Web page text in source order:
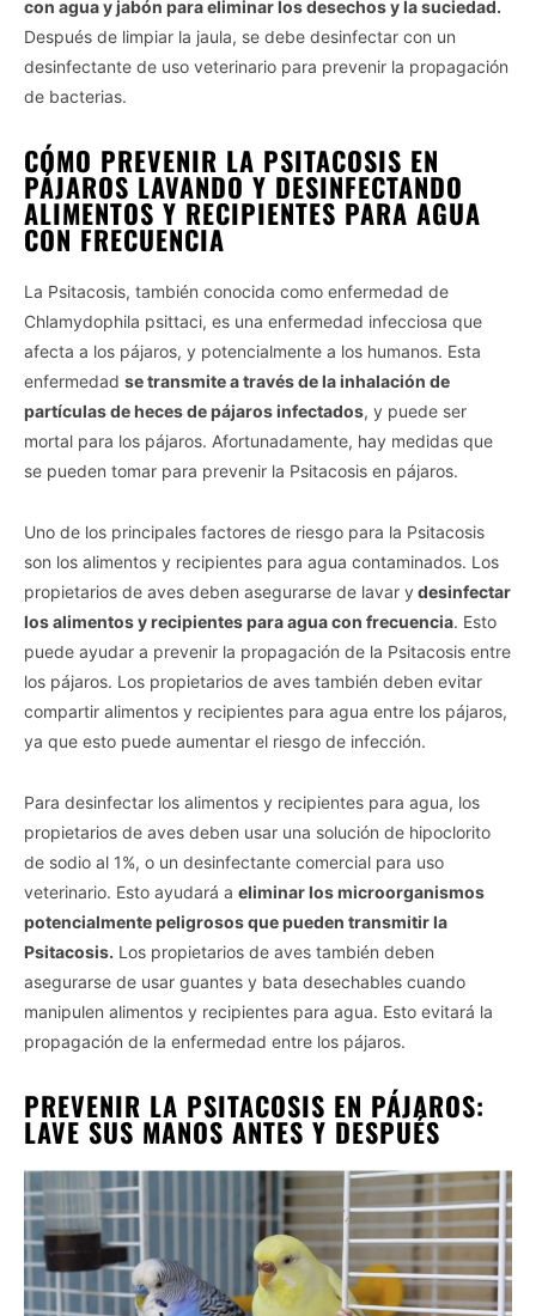
con agua y jabón para eliminar los desechos y la suciedad.
Después de limpiar la jaula, se debe desinfectar con un
desinfectante de uso veterinario para prevenir la propagación
de bacterias.
CÓMO PREVENIR LA PSITACOSIS EN
PÁJAROS LAVANDO Y DESINFECTANDO
ALIMENTOS Y RECIPIENTES PARA AGUA
CON FRECUENCIA
La Psitacosis, también conocida como enfermedad de
Chlamydophila psittaci, es una enfermedad infecciosa que
afecta a los pájaros, y potencialmente a los humanos. Esta
enfermedad se transmite a través de la inhalación de
partículas de heces de pájaros infectados, y puede ser
mortal para los pájaros. Afortunadamente, hay medidas que
se pueden tomar para prevenir la Psitacosis en pájaros.
Uno de los principales factores de riesgo para la Psitacosis
son los alimentos y recipientes para agua contaminados. Los
propietarios de aves deben asegurarse de lavar y desinfectar
los alimentos y recipientes para agua con frecuencia. Esto
puede ayudar a prevenir la propagación de la Psitacosis entre
los pájaros. Los propietarios de aves también deben evitar
compartir alimentos y recipientes para agua entre los pájaros,
ya que esto puede aumentar el riesgo de infección.
Para desinfectar los alimentos y recipientes para agua, los
propietarios de aves deben usar una solución de hipoclorito
de sodio al 1%, o un desinfectante comercial para uso
veterinario. Esto ayudará a eliminar los microorganismos
potencialmente peligrosos que pueden transmitir la
Psitacosis. Los propietarios de aves también deben
asegurarse de usar guantes y bata desechables cuando
manipulen alimentos y recipientes para agua. Esto evitará la
propagación de la enfermedad entre los pájaros.
PREVENIR LA PSITACOSIS EN PÁJAROS:
LAVE SUS MANOS ANTES Y DESPUÉS